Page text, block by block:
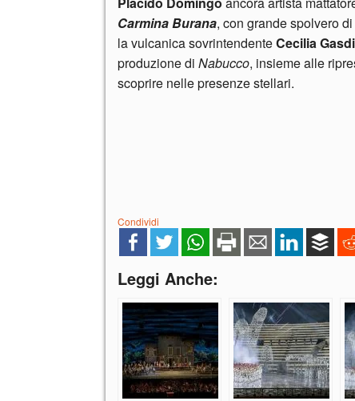
Carmina Burana, con grande spolvero
la vulcanica sovrintendenteCecilia
produzione di Nabucco, insieme alle
scoprire nelle presenze stellari.
Condividi
Leggi Anche: